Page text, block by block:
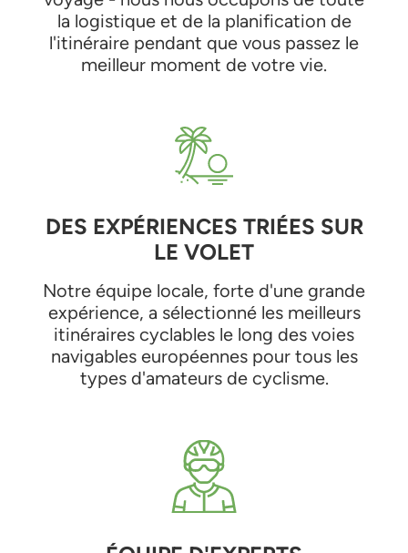
la logistique et de la planification de
l'itinéraire pendant que vous passez le
meilleur moment de votre vie.
DES EXPÉRIENCES TRIÉES SUR
LE VOLET
Notre équipe locale, forte d'une grande
expérience, a sélectionné les meilleurs
itinéraires cyclables le long des voies
navigables européennes pour tous les
types d'amateurs de cyclisme.